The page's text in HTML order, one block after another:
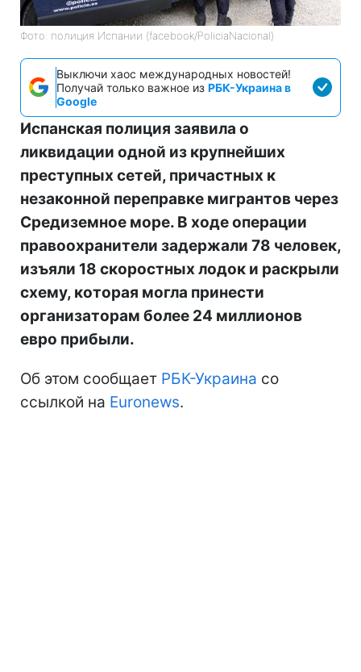
Фото: полиция Испании (facebook/PoliciaNacional)
Выключи хаос международных новостей!
Получай только важное из РБК-Украина в
Google
Испанская полиция заявила о
ликвидации одной из крупнейших
преступных сетей, причастных к
незаконной переправке мигрантов через
Средиземное море. В ходе операции
правоохранители задержали 78 человек,
изъяли 18 скоростных лодок и раскрыли
схему, которая могла принести
организаторам более 24 миллионов
евро прибыли.
Об этом сообщает РБК-Украина со
ссылкой на Euronews.